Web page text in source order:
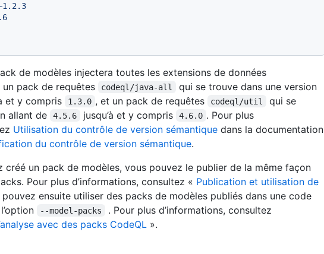
de modèles injectera toutes les extensions de données
un pack de requêtes codeql/java-all
qui se trouve dans une version
et y compris 1.3.0 , et un pack de requêtes codeql/util
qui se
allant de
4.5.6 jusqu’à et y compris 4.6.0 . Pour plus
Utilisation du contrôle de version sémantique dans la documentation
du contrôle de version sémantique.
créé un pack de modèles, vous pouvez le publier de la même façon
Pour plus d’informations, consultez « Publication et utilisation de
pouvez ensuite utiliser des packs de modèles publiés dans une code
--model-packs
. Pour plus d’informations, consultez
avec des packs CodeQL ».